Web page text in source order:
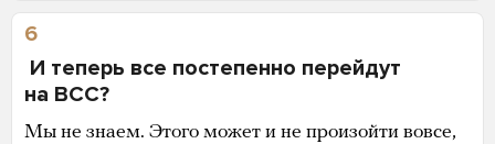
6
И теперь все постепенно перейдут
на BCC?
Мы не знаем. Этого может и не произойти вовсе,